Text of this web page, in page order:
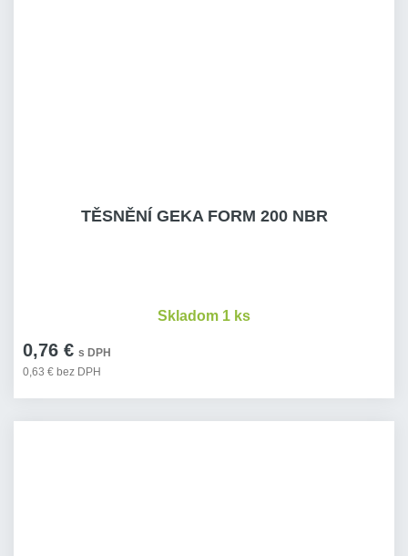
TĚSNĚNÍ GEKA FORM 200 NBR
0,76 € s DPH
0,63 € bez DPH
Skladom 1 ks